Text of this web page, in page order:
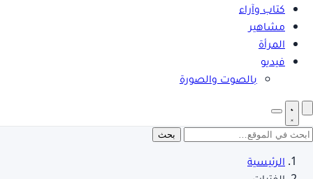
كتاب وآراء
مشاهير
المرأة
فيديو
بالصوت والصورة
بحث
الرئيسية